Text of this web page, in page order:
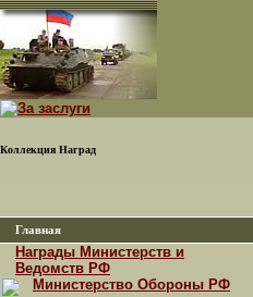
Коллекция Наград
Главная
Награды Министерств и
Ведомств РФ
Министерство Обороны РФ